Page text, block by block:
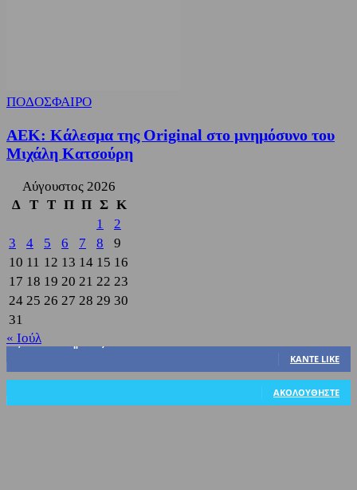
ΠΟΔΟΣΦΑΙΡΟ
ΑΕΚ: Κάλεσμα της Original στο μνημόσυνο του
Μιχάλη Κατσούρη
Αύγουστος 2026
Δ
Τ Τ Π Π Σ Κ
1
2
3
4 5 6 7 8
9
10 11 12 13 14 15 16
17 18 19 20 21 22 23
24 25 26 27 28 29 30
31
« Ιούλ
3,822
ΚΆΝΤΕ LIKE
ΑΚΟΛΟΥΘΉΣΤΕ